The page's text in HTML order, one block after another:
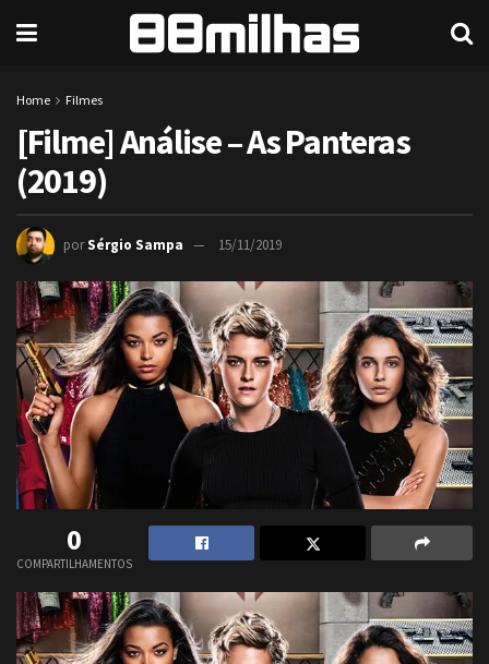
Home Filmes
[Filme] Análise – As Panteras
(2019)
porSérgio Sampa 15/11/2019
0
COMPARTILHAMENTOS